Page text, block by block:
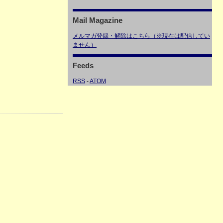
Mail Magazine
メルマガ登録・解除はこちら（※現在は配信してい
ません）
Feeds
RSS -ATOM